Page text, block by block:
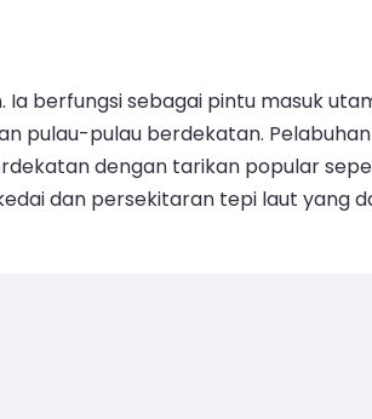
berfungsi sebagai pintu masuk
pulau-pulau berdekatan.
dengan tarikan popular
dan persekitaran tepi laut yang